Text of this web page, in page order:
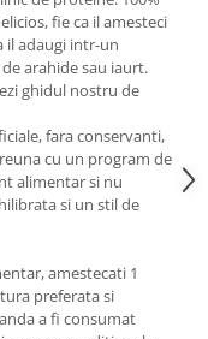
fie ca il amesteci
il adaugi intr-un
arahide sau iaurt.
ghidul nostru de
fara conservanti,
cu un program de
alimentar si nu
si un stil de
amestecati 1
preferata si
a fi consumat